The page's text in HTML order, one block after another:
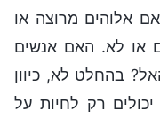
אלוהים מרוצה או
או לא. האם אנשים
בהחלט לא, כיוון
רק לחיות על